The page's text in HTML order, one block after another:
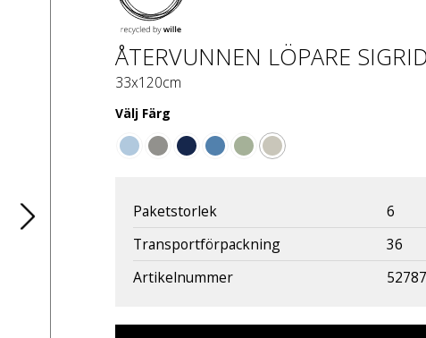
ÅTERVUNNEN LÖPARE
33x120cm
Välj Färg
Paketstorlek
6
Transportförpackning
36
Artikelnummer
52787